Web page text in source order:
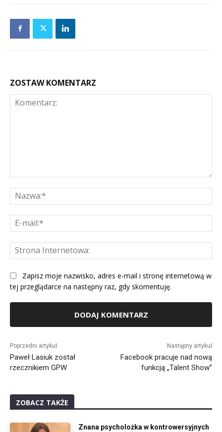
ZOSTAW KOMENTARZ
Zapisz moje nazwisko, adres e-mail i stronę internetową w
tej przeglądarce na następny raz, gdy skomentuję.
Poprzedni artykuł
Paweł Lasiuk został
rzecznikiem GPW
Następny artykuł
Facebook pracuje nad nową
funkcją „Talent Show”
ZOBACZ TAKŻE
Znana psycholożka w kontrowersyjnych